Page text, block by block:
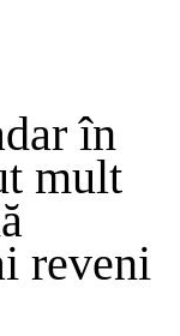
în
mult
reveni